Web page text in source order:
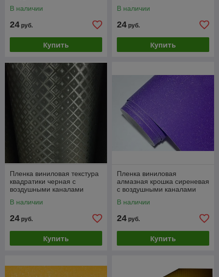
В наличии
24 руб.
Купить
В наличии
24 руб.
Купить
Пленка виниловая текстура
квадратики черная с
воздушными каналами
В наличии
24 руб.
Купить
Пленка виниловая
алмазная крошка сиреневая
с воздушными каналами
В наличии
24 руб.
Купить